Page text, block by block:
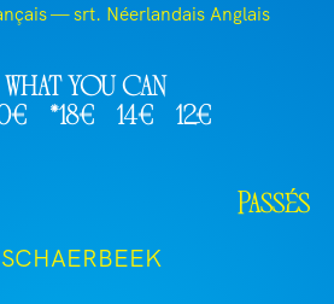
— srt. Néerlandais Anglais
Passés
what you can
*18€ 14€ 12€